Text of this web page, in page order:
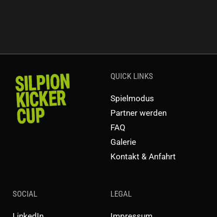
QUICK LINKS
Spielmodus
Partner werden
FAQ
Galerie
Kontakt & Anfahrt
SOCIAL LEGAL